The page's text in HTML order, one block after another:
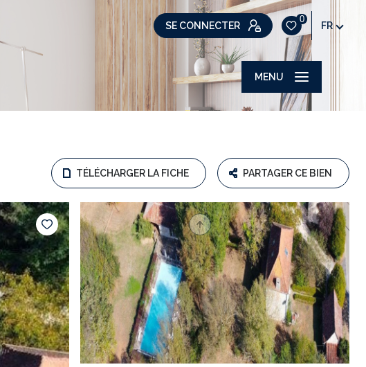
SE CONNECTER
0
FR
MENU
TÉLÉCHARGER LA FICHE PARTAGER CE BIEN